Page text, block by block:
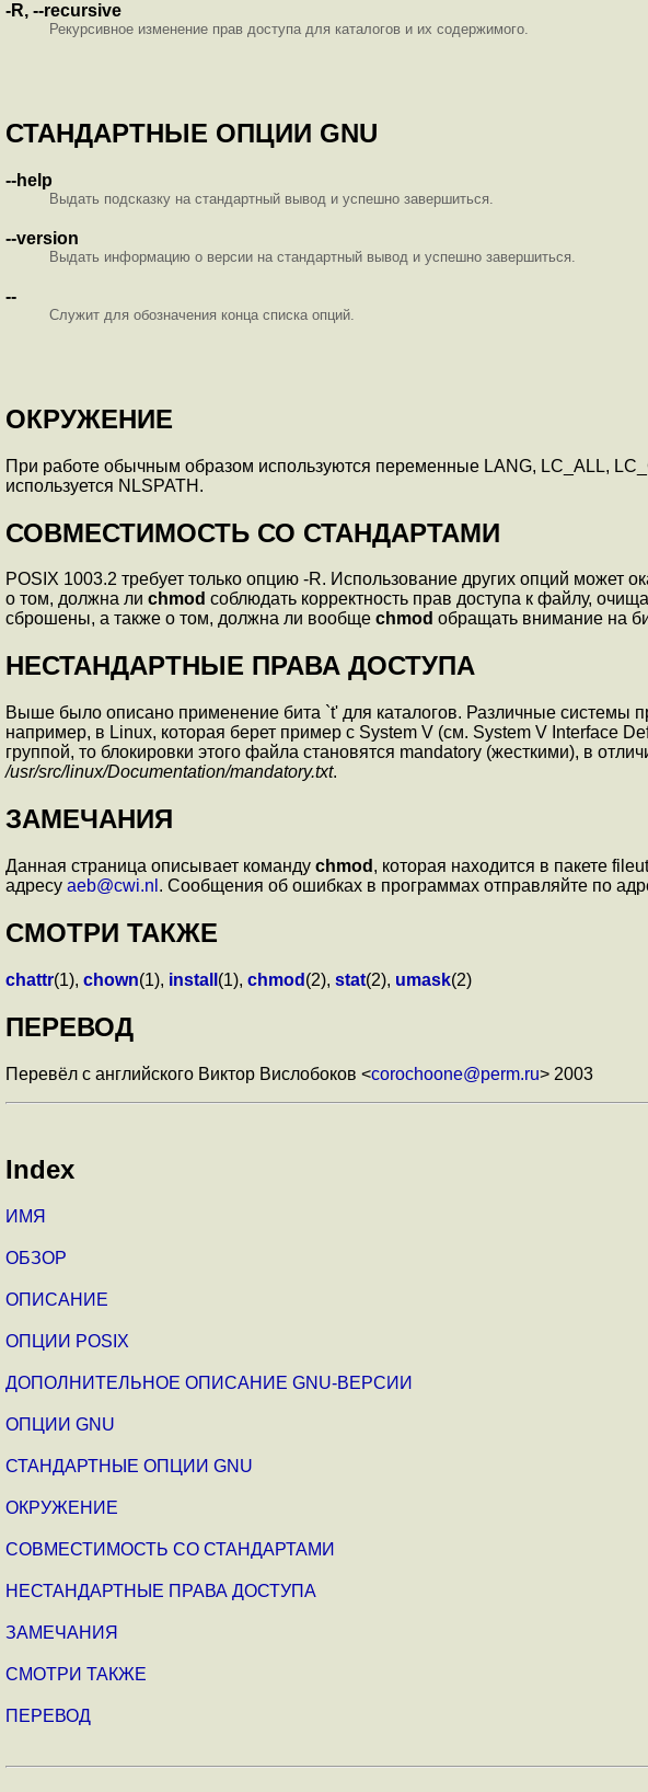
-R, --recursive
Рекурсивное изменение прав доступа для каталогов и их содержимого.
СТАНДАРТНЫЕ ОПЦИИ GNU
--help
Выдать подсказку на стандартный вывод и успешно завершиться.
--version
Выдать информацию о версии на стандартный вывод и успешно завершиться.
--
Служит для обозначения конца списка опций.
ОКРУЖЕНИЕ
При работе обычным образом используются переменные LANG, LC_ALL,
используется NLSPATH.
СОВМЕСТИМОСТЬ СО СТАНДАРТАМИ
POSIX 1003.2 требует только опцию -R. Использование других опций может
о том, должна ли chmod соблюдать корректность прав доступа к файлу,
сброшены, а также о том, должна ли вообще chmod обращать внимание на
НЕСТАНДАРТНЫЕ ПРАВА ДОСТУПА
Выше было описано применение бита `t' для каталогов. Различные
например, в Linux, которая берет пример с System V (см. System V Interface
группой, то блокировки этого файла становятся mandatory (жесткими), в
/usr/src/linux/Documentation/mandatory.txt.
ЗАМЕЧАНИЯ
Данная страница описывает команду chmod , которая находится в пакете
адресу aeb@cwi.nl . Сообщения об ошибках в программах отправляйте по
СМОТРИ ТАКЖЕ
chattr(1), chown(1), install (1), chmod (2), stat(2), umask(2)
ПЕРЕВОД
Перевёл с английского Виктор Вислобоков <corochoone@perm.ru> 2003
Index
ИМЯ
ОБЗОР
ОПИСАНИЕ
ОПЦИИ POSIX
ДОПОЛНИТЕЛЬНОЕ ОПИСАНИЕ GNU-ВЕРСИИ
ОПЦИИ GNU
СТАНДАРТНЫЕ ОПЦИИ GNU
ОКРУЖЕНИЕ
СОВМЕСТИМОСТЬ СО СТАНДАРТАМИ
НЕСТАНДАРТНЫЕ ПРАВА ДОСТУПА
ЗАМЕЧАНИЯ
СМОТРИ ТАКЖЕ
ПЕРЕВОД